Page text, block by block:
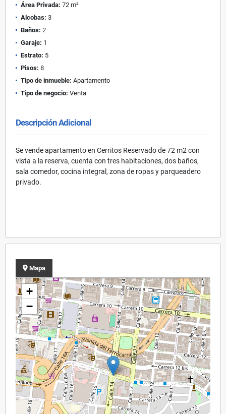
Área Privada: 72 m²
Alcobas: 3
Baños: 2
Garaje: 1
Estrato: 5
Pisos: 8
Tipo de inmueble: Apartamento
Tipo de negocio: Venta
Descripción Adicional
Se vende apartamento en Cerritos Reservado de 72 m2 con
vista a la reserva, cuenta con tres habitaciones, dos baños,
sala comedor, cocina integral, zona de ropas y parqueadero
privado.
Mapa
+
−